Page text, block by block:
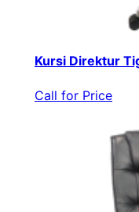
Kursi Direktur
Call for Price